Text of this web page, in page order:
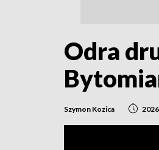
Odra
Szymon Kozica